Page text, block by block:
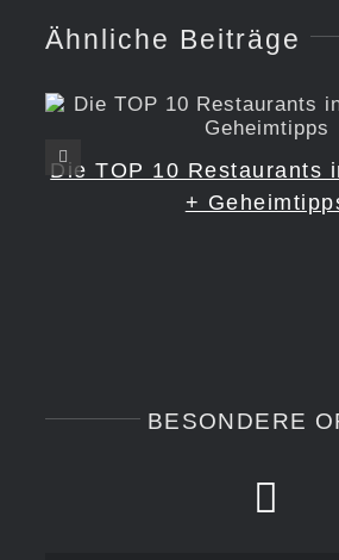
Ähnliche Beiträge
Die TOP 10 Restaurants
+
BESONDERE